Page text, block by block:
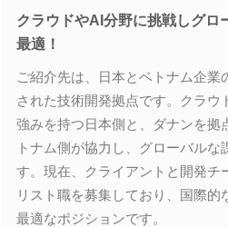
クラウドやAI分野に挑戦しグロ
最適！
ご紹介先は、日本とベトナム企業
された技術開発拠点です。クラウ
強みを持つ日本側と、ダナンを拠
トナム側が協力し、グローバルな
す。現在、クライアントと開発チ
リスト職を募集しており、国際的
最適なポジションです。